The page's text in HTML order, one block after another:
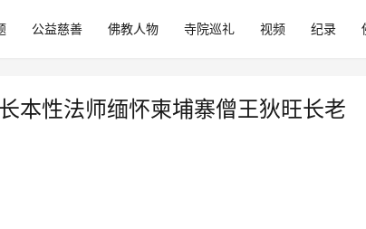
公益慈善 佛教人物 寺院巡礼 视频 纪录
本性法师缅怀柬埔寨僧王狄旺长老